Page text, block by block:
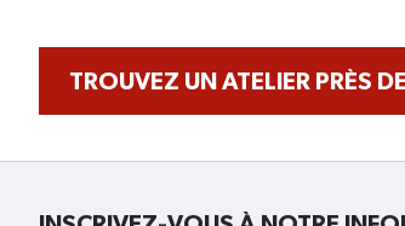
TROUVEZ UN ATELIER PRÈS